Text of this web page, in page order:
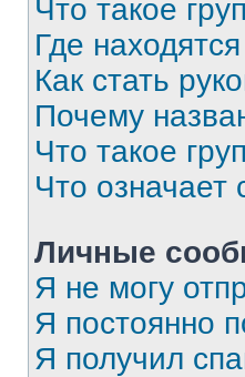
Что такое
Где
Как стать
Почему
Что такое
Что означает
Личные
Я не могу
Я постоянно
Я получил